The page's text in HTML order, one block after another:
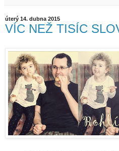
úterý 14. dubna 2015
VÍC NEŽ TISÍC